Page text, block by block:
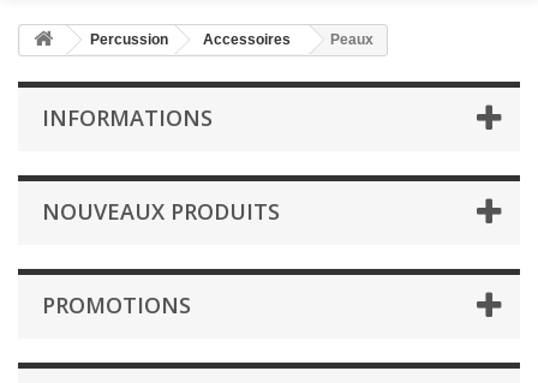
Percussion Accessoires Peaux
INFORMATIONS
NOUVEAUX PRODUITS
PROMOTIONS